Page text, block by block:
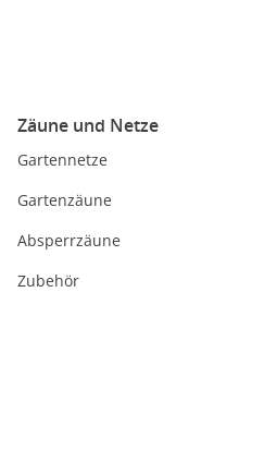
Zäune und Netze
Gartennetze
Gartenzäune
Absperrzäune
Zubehör